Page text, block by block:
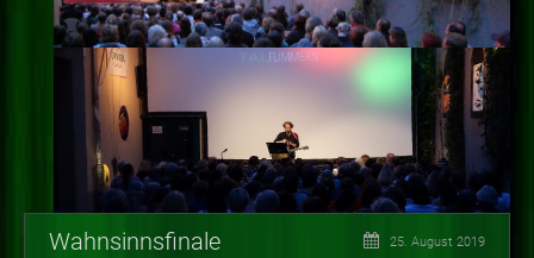
Wahnsinnsfinale 25. August 2019